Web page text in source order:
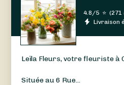
4.8/5 ⭐ (271
Livraison
Leïla Fleurs, votre fleuriste à
Située au 6 Rue...